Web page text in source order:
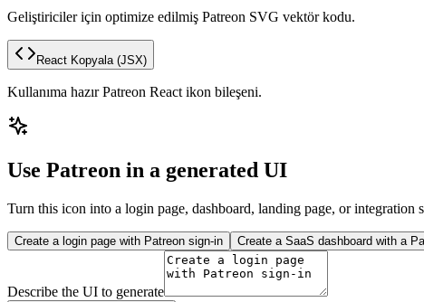
Geliştiriciler için optimize edilmiş Patreon SVG vektör kodu.
React Kopyala (JSX)
Kullanıma hazır Patreon React ikon bileşeni.
Use Patreon in a generated UI
Turn this icon into a login page, dashboard, landing page, or integration
Create a login page with Patreon sign-in Create a SaaS dashboard with a
Describe the UI to generate